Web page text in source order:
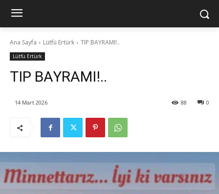
Ana Sayfa Lütfü Ertürk TIP BAYRAMI!..
Lütfü Ertürk
TIP BAYRAMI!..
14 Mart 2026 0
88